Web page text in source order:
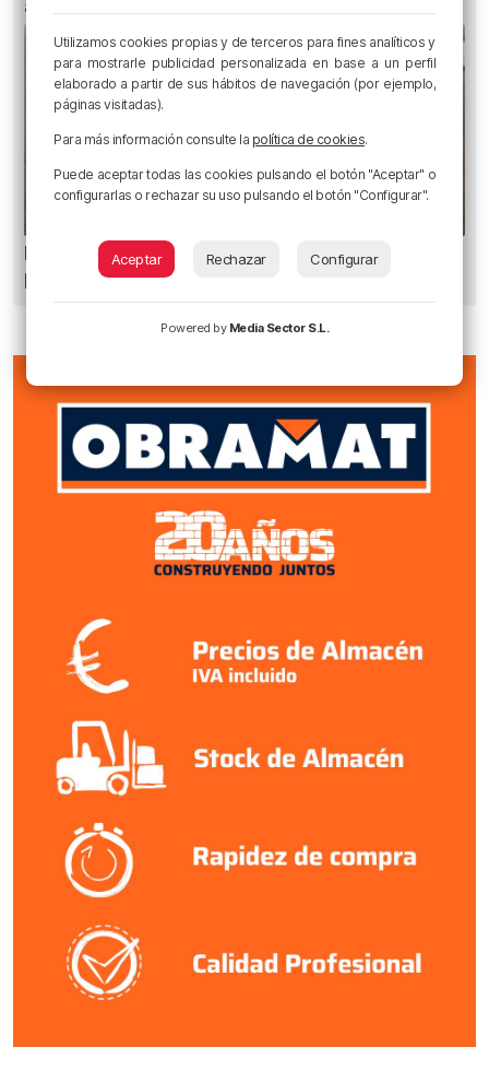
alrededores: del 4 al 10 de agosto
Euskadi registra 27 picaduras de carabela
portuguesa
Utilizamos cookies propias y de terceros para fines analíticos y
para mostrarle publicidad personalizada en base a un perfil
elaborado a partir de sus hábitos de navegación (por ejemplo,
páginas visitadas).
Para más información consulte la política de cookies.
Puede aceptar todas las cookies pulsando el botón "Aceptar" o
configurarlas o rechazar su uso pulsando el botón "Configurar".
Aceptar Rechazar Configurar
Powered by Media Sector S.L.